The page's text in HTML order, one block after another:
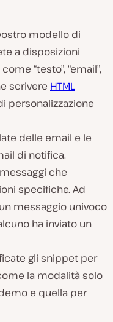
modello di
a disposizioni
“testo”, “email”,
scrivere HTML
personalizzazione
delle email e le
di notifica.
che
specifiche. Ad
messaggio univoco
ha inviato un
gli snippet per
la modalità solo
e quella per